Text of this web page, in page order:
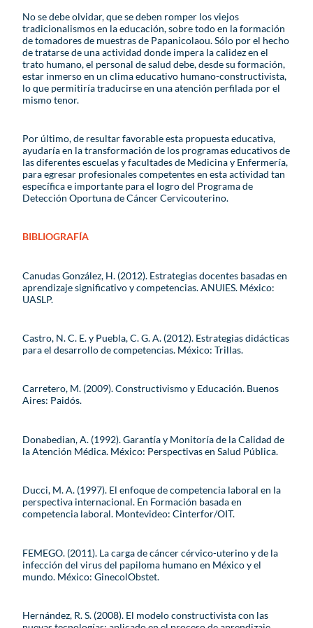
No se debe olvidar, que se deben romper los viejos
tradicionalismos en la educación, sobre todo en la formación
de tomadores de muestras de Papanicolaou. Sólo por el hecho
de tratarse de una actividad donde impera la calidez en el
trato humano, el personal de salud debe, desde su formación,
estar inmerso en un clima educativo humano-constructivista,
lo que permitiría traducirse en una atención perfilada por el
mismo tenor.
Por último, de resultar favorable esta propuesta educativa,
ayudaría en la transformación de los programas educativos de
las diferentes escuelas y facultades de Medicina y Enfermería,
para egresar profesionales competentes en esta actividad tan
específica e importante para el logro del Programa de
Detección Oportuna de Cáncer Cervicouterino.
BIBLIOGRAFÍA
Canudas González, H. (2012). Estrategias docentes basadas en
aprendizaje significativo y competencias. ANUIES. México:
UASLP.
Castro, N. C. E. y Puebla, C. G. A. (2012). Estrategias didácticas
para el desarrollo de competencias. México: Trillas.
Carretero, M. (2009). Constructivismo y Educación. Buenos
Aires: Paidós.
Donabedian, A. (1992). Garantía y Monitoría de la Calidad de
la Atención Médica. México: Perspectivas en Salud Pública.
Ducci, M. A. (1997). El enfoque de competencia laboral en la
perspectiva internacional. En Formación basada en
competencia laboral. Montevideo: Cinterfor/OIT.
FEMEGO. (2011). La carga de cáncer cérvico-uterino y de la
infección del virus del papiloma humano en México y el
mundo. México: GinecolObstet.
Hernández, R. S. (2008). El modelo constructivista con las